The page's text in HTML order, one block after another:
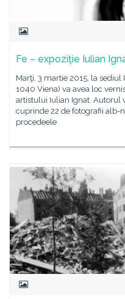
Fe – expoziţie Iulian
Marţi, 3 martie 2015, la sediul
1040 Viena) va avea loc
artistului Iulian Ignat. Autorul
cuprinde 22 de fotografii alb-
procedeele